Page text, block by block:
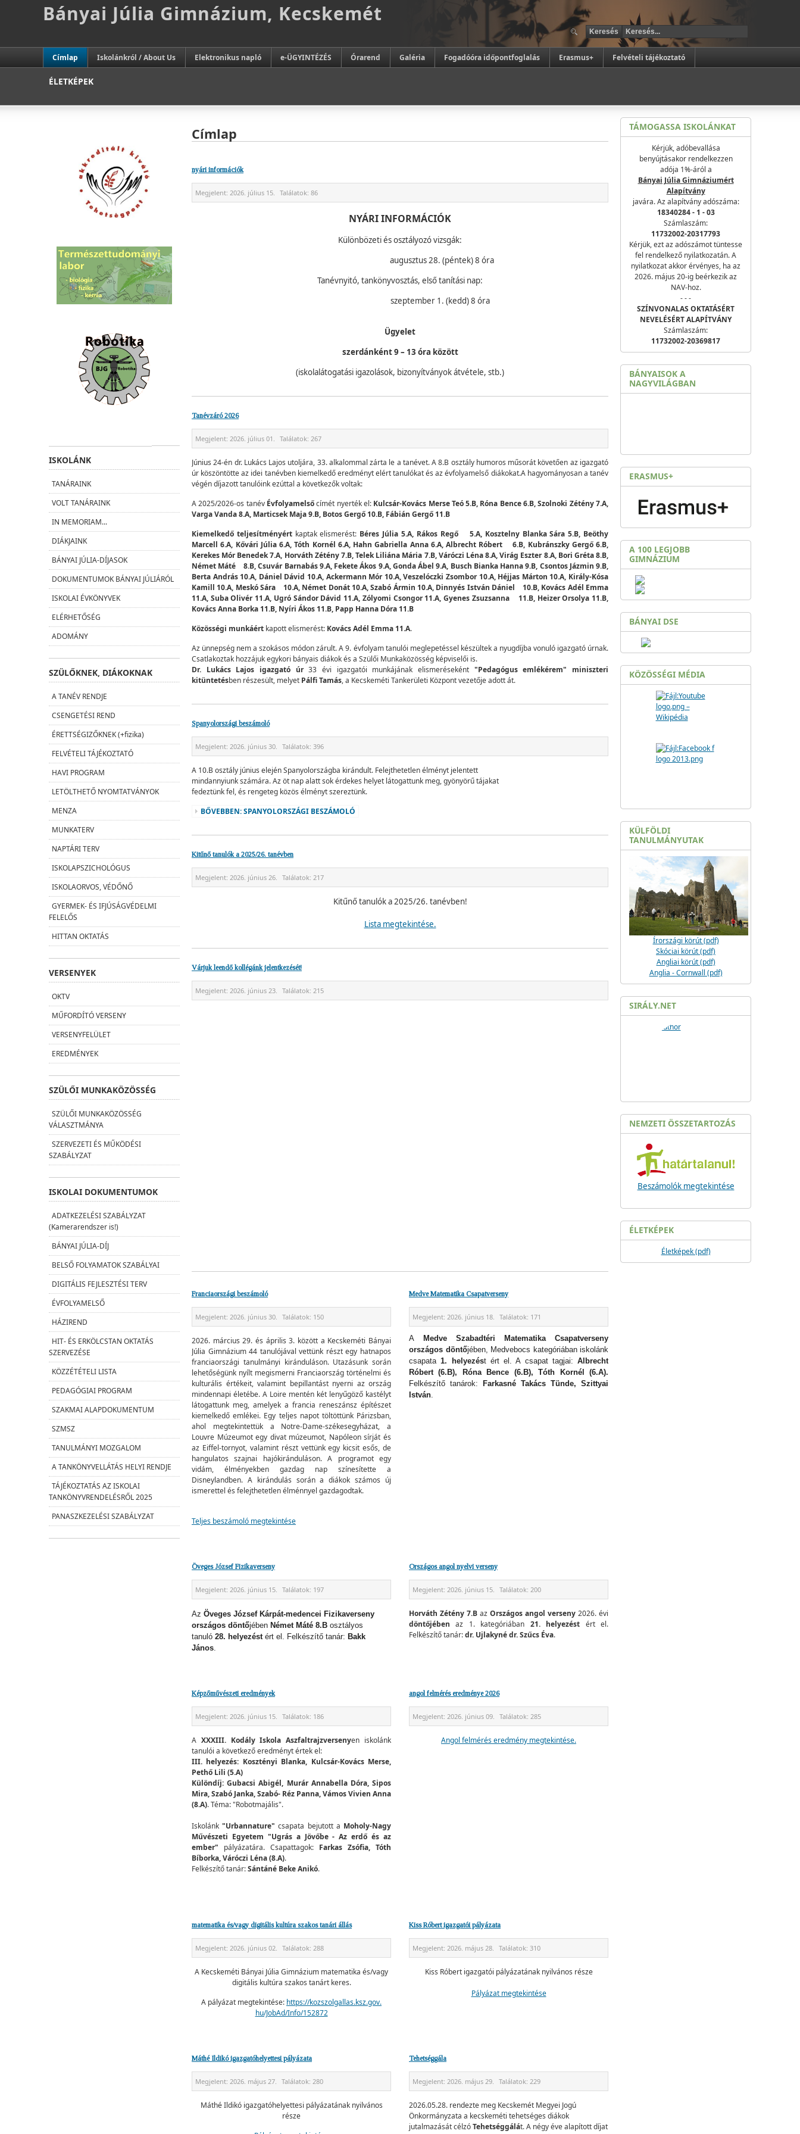
Bányai Júlia Gimnázium, Kecskemét
Címlap Iskolánkról / About Us Elektronikus napló e-ÜGYINTÉZÉS Órarend Galéria Fogadóóra időpontfoglalás Erasmus+ Felvételi tájékoztató
ÉLETKÉPEK
Címlap
nyári információk
Megjelent: 2026. július 15. Találatok: 86
NYÁRI INFORMÁCIÓK
Különbözeti és osztályozó vizsgák:
augusztus 28. (péntek) 8 óra
Tanévnyitó, tankönyvosztás, első tanítási nap:
szeptember 1. (kedd) 8 óra
Ügyelet
szerdánként 9 – 13 óra között
(iskolalátogatási igazolások, bizonyítványok átvétele, stb.)
Tanévzáró 2026
Megjelent: 2026. július 01. Találatok: 267
Június 24-én dr. Lukács Lajos utoljára, 33. alkalommal zárta le a tanévet. A 8.B osztály humoros műsorát követően az igazgató
úr köszöntötte az idei tanévben kiemelkedő eredményt elért tanulókat és az évfolyamelső diákokat.A hagyományosan a tanév
végén díjazott tanulóink ezúttal a következők voltak:
A 2025/2026-os tanév Évfolyamelsőcímét nyerték el: Kulcsár-Kovács Merse Teó 5.B, Róna Bence 6.B, Szolnoki Zétény 7.A,
Varga Vanda 8.A, Marticsek Maja 9.B, Botos Gergő 10.B, Fábián Gergő 11.B
Kiemelkedő teljesítményértkaptak elismerést: Béres Júlia 5.A, Rákos Regő 5.A, Kosztelny Blanka Sára 5.B, Beöthy
Marcell 6.A, Kővári Júlia 6.A, Tóth Kornél 6.A, Hahn Gabriella Anna 6.A, Albrecht Róbert 6.B, Kubránszky Gergő 6.B,
Kerekes Mór Benedek 7.A, Horváth Zétény 7.B, Telek Liliána Mária 7.B, Váróczi Léna 8.A, Virág Eszter 8.A, Bori Gréta 8.B,
Német Máté 8.B, Csuvár Barnabás 9.A, Fekete Ákos 9.A, Gonda Ábel 9.A, Busch Bianka Hanna 9.B, Csontos Jázmin 9.B,
Berta András 10.A, Dániel Dávid 10.A, Ackermann Mór 10.A, Veszelóczki Zsombor 10.A, Héjjas Márton 10.A, Király-Kósa
Kamill 10.A, Meskó Sára 10.A, Német Donát 10.A, Szabó Ármin 10.A, Dinnyés István Dániel 10.B, Kovács Adél Emma
11.A, Suba Olivér 11.A, Ugró Sándor Dávid 11.A, Zólyomi Csongor 11.A, Gyenes Zsuzsanna 11.B, Heizer Orsolya 11.B,
Kovács Anna Borka 11.B, Nyíri Ákos 11.B, Papp Hanna Dóra 11.B
Közösségi munkáért kapott elismerést: Kovács Adél Emma 11.A.
Az ünnepség nem a szokásos módon zárult. A 9. évfolyam tanulói meglepetéssel készültek a nyugdíjba vonuló igazgató úrnak.
Csatlakoztak hozzájuk egykori bányais diákok és a Szülői Munkaközösség képviselői is.
Dr. Lukács Lajos igazgató úr33 évi igazgatói munkájának elismeréseként "Pedagógus emlékérem" miniszteri
kitüntetésben részesült, melyet Pálfi Tamás, a Kecskeméti Tankerületi Központ vezetője adott át.
Spanyolországi beszámoló
Megjelent: 2026. június 30. Találatok: 396
A 10.B osztály június elején Spanyolországba kirándult. Felejthetetlen élményt jelentett
mindannyiunk számára. Az öt nap alatt sok érdekes helyet látogattunk meg, gyönyörű tájakat
fedeztünk fel, és rengeteg közös élményt szereztünk.
BŐVEBBEN: SPANYOLORSZÁGI BESZÁMOLÓ
Kitűnő tanulók a 2025/26. tanévben
Megjelent: 2026. június 26. Találatok: 217
Kitűnő tanulók a 2025/26. tanévben!
Lista megtekintése.
Várjuk leendő kollégánk jelentkezését!
Megjelent: 2026. június 23. Találatok: 215
Franciaországi beszámoló
Megjelent: 2026. június 30. Találatok: 150
2026. március 29. és április 3. között a Kecskeméti Bányai
Júlia Gimnázium 44 tanulójával vettünk részt egy hatnapos
franciaországi tanulmányi kiránduláson. Utazásunk során
lehetőségünk nyílt megismerni Franciaország történelmi és
kulturális értékeit, valamint bepillantást nyerni az ország
mindennapi életébe. A Loire mentén két lenyűgöző kastélyt
látogattunk meg, amelyek a francia reneszánsz építészet
kiemelkedő emlékei. Egy teljes napot töltöttünk Párizsban,
ahol megtekintettük a Notre-Dame-székesegyházat, a
Louvre Múzeumot egy divat múzeumot, Napóleon sírját és
az Eiffel-tornyot, valamint részt vettünk egy kicsit esős, de
hangulatos szajnai hajókiránduláson. A programot egy
vidám, élményekben gazdag nap színesítette a
Disneylandben. A kirándulás során a diákok számos új
ismerettel és felejthetetlen élménnyel gazdagodtak.
Teljes beszámoló megtekintése
Medve Matematika Csapatverseny
Megjelent: 2026. június 18. Találatok: 171
A
Medve Szabadtéri Matematika Csapatverseny
országos döntőjében, Medvebocs kategóriában iskolánk
csapata1. helyezést ért el. A csapat tagjai: Albrecht
Róbert (6.B), Róna Bence (6.B), Tóth Kornél (6.A).
Felkészítő tanárok:
Farkasné Takács Tünde, Szittyai
István.
Öveges József Fizikaverseny
Megjelent: 2026. június 15. Találatok: 197
Az Öveges József Kárpát-medencei Fizikaverseny
országos döntőjében Német Máté 8.B osztályos
tanuló 28. helyezéstért el. Felkészítő tanár: Bakk
János.
Országos angol nyelvi verseny
Megjelent: 2026. június 15. Találatok: 200
Horváth Zétény 7.B az Országos angol verseny 2026. évi
döntőjében az 1. kategóriában 21. helyezést ért el.
Felkészítő tanár:dr. Ujlakyné dr. Szűcs Éva.
Képzőművészeti eredmények
Megjelent: 2026. június 15. Találatok: 186
A XXXIII. Kodály Iskola Aszfaltrajzversenyen iskolánk
tanulói a következő eredményt értek el:
III. helyezés: Kosztényi Blanka, Kulcsár-Kovács Merse,
Pethő Lili (5.A)
Különdíj: Gubacsi Abigél, Murár Annabella Dóra, Sipos
Mira, Szabó Janka, Szabó- Réz Panna, Vámos Vivien Anna
(8.A). Téma: "Robotmajális".
Iskolánk"Urbannature" csapata bejutott a Moholy-Nagy
Művészeti Egyetem "Ugrás a Jövőbe - Az erdő és az
ember" pályázatára. Csapattagok: Farkas Zsófia, Tóth
Bíborka, Váróczi Léna (8.A).
Felkészítő tanár:Sántáné Beke Anikó.
angol felmérés eredménye 2026
Megjelent: 2026. június 09. Találatok: 285
Angol felmérés eredmény megtekintése.
matematika és/vagy digitális kultúra szakos tanári állás
Megjelent: 2026. június 02. Találatok: 288
A Kecskeméti Bányai Júlia Gimnázium matematika és/vagy
digitális kultúra szakos tanárt keres.
A pályázat megtekintése: https://kozszolgallas.ksz.gov.
hu/JobAd/Info/152872
Kiss Róbert igazgatói pályázata
Megjelent: 2026. május 28. Találatok: 310
Kiss Róbert igazgatói pályázatának nyilvános része
Pályázat megtekintése
Máthé Ildikó igazgatóhelyettesi pályázata
Megjelent: 2026. május 27. Találatok: 280
Máthé Ildikó igazgatóhelyettesi pályázatának nyilvános
része
Tehetséggála
Megjelent: 2026. május 29. Találatok: 229
2026.05.28. rendezte meg Kecskemét Megyei Jogú
Önkormányzata a kecskeméti tehetséges diákok
jutalmazását célzóTehetséggálát. A négy éve alapított díjat
ISKOLÁNK
TANÁRAINK
VOLT TANÁRAINK
IN MEMORIAM...
DIÁKJAINK
BÁNYAI JÚLIA-DÍJASOK
DOKUMENTUMOK BÁNYAI JÚLIÁRÓL
ISKOLAI ÉVKÖNYVEK
ELÉRHETŐSÉG
ADOMÁNY
SZÜLŐKNEK, DIÁKOKNAK
A TANÉV RENDJE
CSENGETÉSI REND
ÉRETTSÉGIZŐKNEK (+fizika)
FELVÉTELI TÁJÉKOZTATÓ
HAVI PROGRAM
LETÖLTHETŐ NYOMTATVÁNYOK
MENZA
MUNKATERV
NAPTÁRI TERV
ISKOLAPSZICHOLÓGUS
ISKOLAORVOS, VÉDŐNŐ
GYERMEK- ÉS IFJÚSÁGVÉDELMI
FELELŐS
HITTAN OKTATÁS
VERSENYEK
OKTV
MŰFORDÍTÓ VERSENY
VERSENYFELÜLET
EREDMÉNYEK
SZÜLŐI MUNKAKÖZÖSSÉG
SZÜLŐI MUNKAKÖZÖSSÉG
VÁLASZTMÁNYA
SZERVEZETI ÉS MŰKÖDÉSI
SZABÁLYZAT
ISKOLAI DOKUMENTUMOK
ADATKEZELÉSI SZABÁLYZAT
(Kamerarendszer is!)
BÁNYAI JÚLIA-DÍJ
BELSŐ FOLYAMATOK SZABÁLYAI
DIGITÁLIS FEJLESZTÉSI TERV
ÉVFOLYAMELSŐ
HÁZIREND
HIT- ÉS ERKÖLCSTAN OKTATÁS
SZERVEZÉSE
KÖZZÉTÉTELI LISTA
PEDAGÓGIAI PROGRAM
SZAKMAI ALAPDOKUMENTUM
SZMSZ
TANULMÁNYI MOZGALOM
A TANKÖNYVELLÁTÁS HELYI RENDJE
TÁJÉKOZTATÁS AZ ISKOLAI
TANKÖNYVRENDELÉSRŐL 2025
PANASZKEZELÉSI SZABÁLYZAT
TÁMOGASSA ISKOLÁNKAT
Kérjük, adóbevallása
benyújtásakor rendelkezzen
adója 1%-áról a
Bányai Júlia Gimnáziumért
Alapítvány
javára. Az alapítvány adószáma:
18340284 - 1 - 03
Számlaszám:
11732002-20317793
Kérjük, ezt az adószámot tüntesse
fel rendelkező nyilatkozatán. A
nyilatkozat akkor érvényes, ha az
2026. május 20-ig beérkezik az
NAV-hoz.
- - -
SZÍNVONALAS OKTATÁSÉRT
NEVELÉSÉRT ALAPÍTVÁNY
Számlaszám:
11732002-20369817
BÁNYAISOK A
NAGYVILÁGBAN
ERASMUS+
A 100 LEGJOBB
GIMNÁZIUM
BÁNYAI DSE
KÖZÖSSÉGI MÉDIA
KÜLFÖLDI
TANULMÁNYUTAK
Írországi körút (pdf)
Skóciai körút (pdf)
Angliai körút (pdf)
Anglia - Cornwall (pdf)
SIRÁLY.NET
NEMZETI ÖSSZETARTOZÁS
Beszámolók megtekintése
ÉLETKÉPEK
Életképek (pdf)